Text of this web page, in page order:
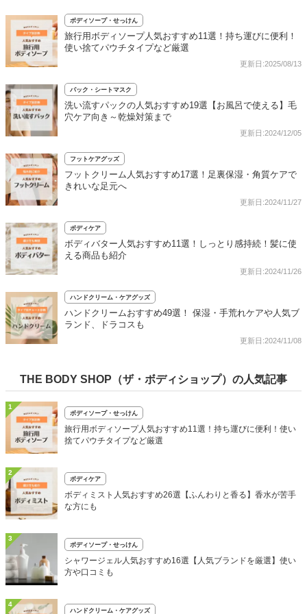
ボディソープ・せっけん
旅行用ボディソープ人気おすすめ11選！持ち運びに便利！
使い捨てパウチタイプなど厳選
更新日:2025/08/13
パック・シートマスク
洗い流すパックの人気おすすめ19選【お風呂で使える】毛
穴ケア向き～乾燥対策まで
更新日:2024/12/05
フットケアグッズ
フットクリーム人気おすすめ17選！足裏保湿・角質ケアで
きれいな足元へ
更新日:2024/11/27
ボディケア
ボディバター人気おすすめ11選！しっとり感持続！髪に使
える商品も紹介
更新日:2024/11/26
ハンドクリーム・ケアグッズ
ハンドクリームおすすめ49選！ 保湿・手荒れケアや人気ブ
ランド、ドラコスも
更新日:2024/11/08
THE BODY SHOP（ザ・ボディショップ）の人気記事
1
ボディソープ・せっけん
旅行用ボディソープ人気おすすめ11選！持ち運びに便利！使い
捨てパウチタイプなど厳選
2
ボディケア
ボディミスト人気おすすめ26選【ふんわりと香る】香水が苦手
な方にも
3
ボディソープ・せっけん
シャワージェル人気おすすめ16選【人気ブランドを厳選】使い
方や口コミも
4
ハンドクリーム・ケアグッズ